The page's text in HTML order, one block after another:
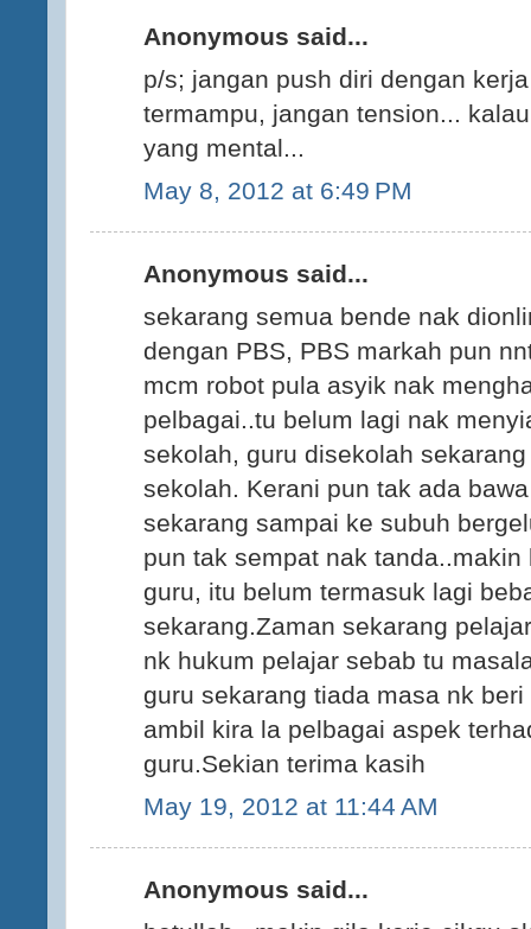
Anonymous said...
p/s; jangan push diri dengan
termampu, jangan tension...
yang mental...
May 8, 2012 at 6:49 PM
Anonymous said...
sekarang semua bende nak
dengan PBS, PBS markah pun
mcm robot pula asyik nak
pelbagai..tu belum lagi nak
sekolah, guru disekolah
sekolah. Kerani pun tak ada
sekarang sampai ke subuh
pun tak sempat nak
guru, itu belum termasuk lagi
sekarang.Zaman sekarang
nk hukum pelajar sebab tu
guru sekarang tiada masa nk
ambil kira la pelbagai aspek
guru.Sekian terima kasih
May 19, 2012 at 11:44 AM
Anonymous said...